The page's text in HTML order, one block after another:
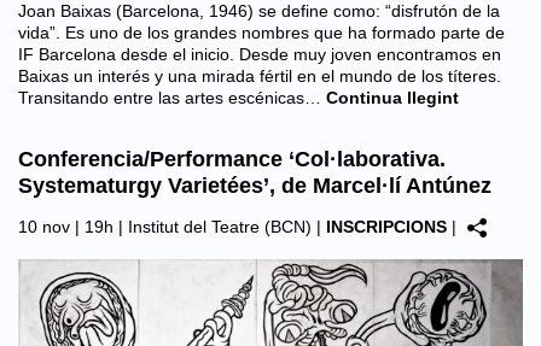
Joan Baixas (Barcelona, 1946) se define como: “disfrutón de la
vida”. Es uno de los grandes nombres que ha formado parte de
IF Barcelona desde el inicio. Desde muy joven encontramos en
Baixas un interés y una mirada fértil en el mundo de los títeres.
Transitando entre las artes escénicas… Continua llegint
Conferencia/Performance ‘Col·laborativa.
Systematurgy Varietées’, de Marcel·lí Antúnez
10 nov | 19h | Institut del Teatre (BCN) | INSCRIPCIONS |